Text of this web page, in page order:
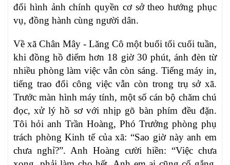
đổi hình ảnh chính quyền cơ sở theo hướng phục
vụ, đồng hành cùng người dân.
Về xã Chân Mây - Lăng Cô một buổi tối cuối tuần,
khi đồng hồ điểm hơn 18 giờ 30 phút, ánh đèn từ
nhiều phòng làm việc vẫn còn sáng. Tiếng máy in,
tiếng trao đổi công việc vẫn còn trong trụ sở xã.
Trước màn hình máy tính, một số cán bộ chăm chú
đọc, xử lý hồ sơ với nhịp gõ bàn phím đều đặn.
Tôi hỏi anh Trần Hoàng, Phó Trưởng phòng phụ
trách phòng Kinh tế của xã: “Sao giờ này anh em
chưa nghỉ?”. Anh Hoàng cười hiền: “Việc chưa